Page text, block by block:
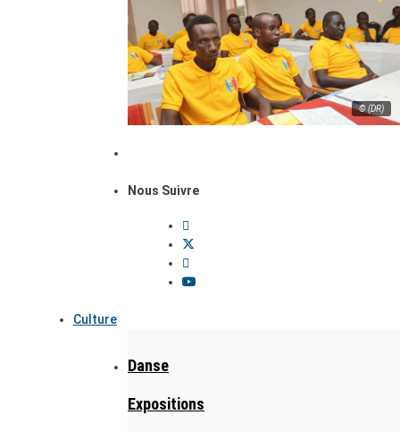
© (DR)
Nous Suivre
Culture
Danse
Expositions